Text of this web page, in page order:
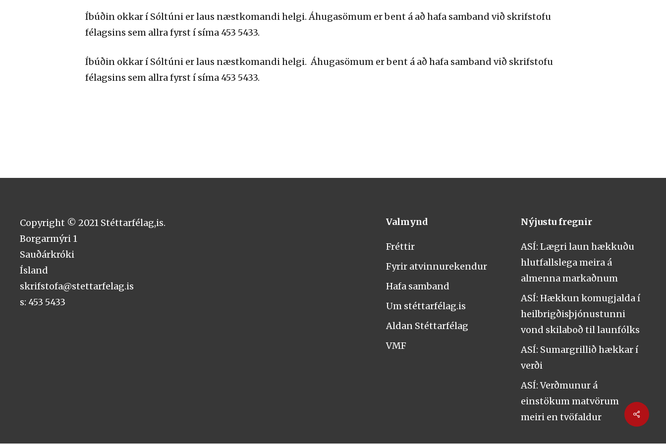
Íbúðin okkar í Sóltúni er laus næstkomandi helgi. Áhugasömum er bent á að hafa samband við skrifstofu
félagsins sem allra fyrst í síma 453 5433.
Íbúðin okkar í Sóltúni er laus næstkomandi helgi. Áhugasömum er bent á að hafa samband við skrifstofu
félagsins sem allra fyrst í síma 453 5433.
Share
Copyright © 2021 Stéttarfélag,is.
Borgarmýri 1
Sauðárkróki
Ísland
skrifstofa@stettarfelag.is
s: 453 5433
Valmynd
Fréttir
Fyrir atvinnurekendur
Hafa samband
Um stéttarfélag.is
Aldan Stéttarfélag
VMF
Nýjustu fregnir
ASÍ: Lægri laun hækkuðu
hlutfallslega meira á
almenna markaðnum
ASÍ: Hækkun komugjalda í
heilbrigðisþjónustunni
vond skilaboð til launfólks
ASÍ: Sumargrillið hækkar í
verði
ASÍ: Verðmunur á
einstökum matvörum
meiri en tvöfaldur